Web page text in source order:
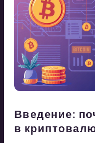
Введение:
в